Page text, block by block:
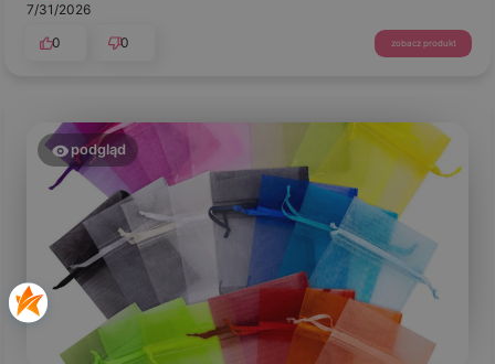
7/31/2026
0
0 zobacz produkt
podgląd